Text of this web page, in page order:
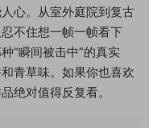
心。从室外庭院到复古
不住想一帧一帧看下
“瞬间被击中”的真实
青草味。如果你也喜欢
绝对值得反复看。